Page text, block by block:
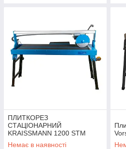
ПЛИТКОРЕЗ
СТАЦІОНАРНИЙ
KRAISSMANN 1200 STM
1250
Немає в наявності